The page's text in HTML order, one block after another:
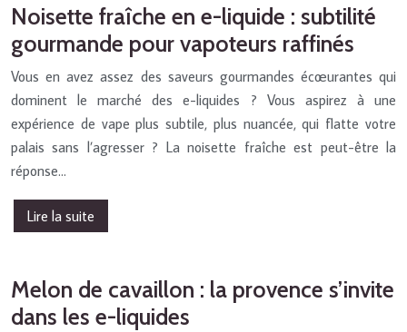
Noisette fraîche en e-liquide : subtilité
gourmande pour vapoteurs raffinés
Vous en avez assez des saveurs gourmandes écœurantes qui
dominent le marché des e-liquides ? Vous aspirez à une
expérience de vape plus subtile, plus nuancée, qui flatte votre
palais sans l’agresser ? La noisette fraîche est peut-être la
réponse…
Lire la suite
Melon de cavaillon : la provence s’invite
dans les e-liquides